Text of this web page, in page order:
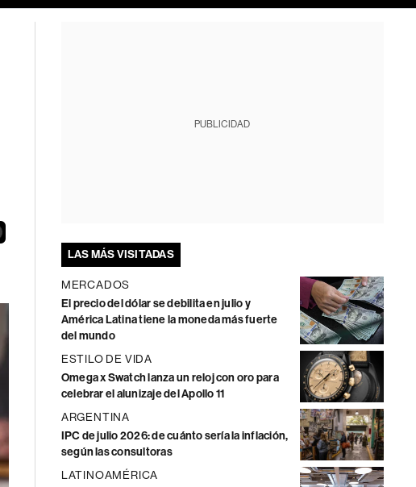
PUBLICIDAD
LAS MÁS VISITADAS
MERCADOS
El precio del dólar se debilita en julio y
América Latina tiene la moneda más fuerte
del mundo
ESTILO DE VIDA
Omega x Swatch lanza un reloj con oro para
celebrar el alunizaje del Apollo 11
ARGENTINA
IPC de julio 2026: de cuánto sería la inflación,
según las consultoras
LATINOAMÉRICA